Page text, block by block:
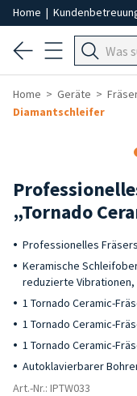
Home |
Home Geräte
Diamantschleifer
„Tornado
Professionelles
Keramische
reduzierte
1 Tornado Ceramic-
1 Tornado Ceramic-
1 Tornado Ceramic-
Autoklavierbarer
Art.-Nr.: IPTW033